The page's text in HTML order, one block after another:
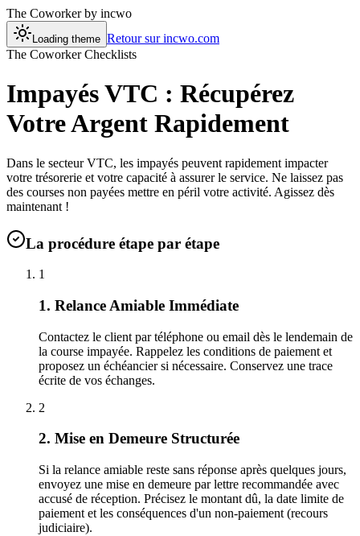
The Coworkerby incwo
Loading theme Retour sur incwo.com
The Coworker Checklists
Impayés VTC : Récupérez
Votre Argent Rapidement
Dans le secteur VTC, les impayés peuvent rapidement impacter
votre trésorerie et votre capacité à assurer le service. Ne laissez pas
des courses non payées mettre en péril votre activité. Agissez dès
maintenant !
La procédure étape par étape
1
1. Relance Amiable Immédiate
Contactez le client par téléphone ou email dès le lendemain de
la course impayée. Rappelez les conditions de paiement et
proposez un échéancier si nécessaire. Conservez une trace
écrite de vos échanges.
2
2. Mise en Demeure Structurée
Si la relance amiable reste sans réponse après quelques jours,
envoyez une mise en demeure par lettre recommandée avec
accusé de réception. Précisez le montant dû, la date limite de
paiement et les conséquences d'un non-paiement (recours
judiciaire).